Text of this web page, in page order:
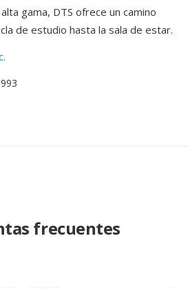
gama, DTS ofrece un camino
de estudio hasta la sala de estar.
frecuentes